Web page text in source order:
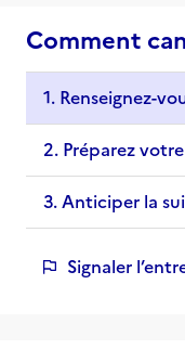
Comment
1. Renseignez-
2. Préparez
3. Anticiper la
Signaler